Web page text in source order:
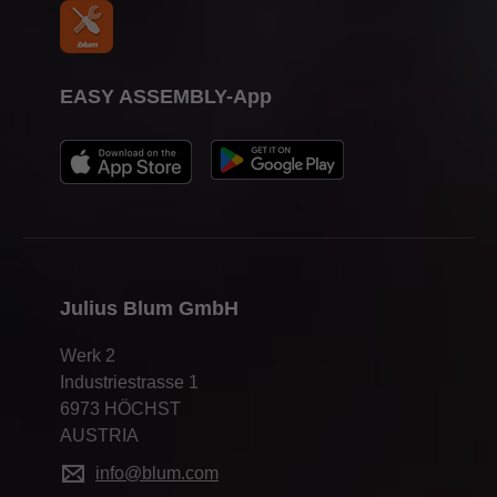
Julius Blum GmbH
Werk 2
Industriestrasse 1
6973 HÖCHST
AUSTRIA
info@blum.com
EASY ASSEMBLY-App